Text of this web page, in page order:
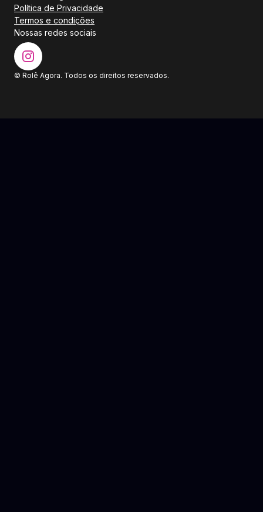
Política de Privacidade
Termos e condições
Nossas redes sociais
© Rolê Agora. Todos os direitos reservados.